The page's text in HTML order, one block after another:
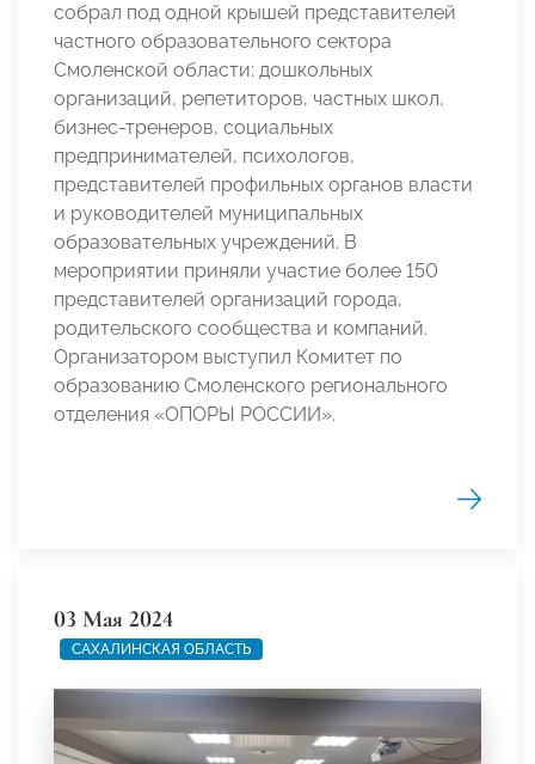
собрал под одной крышей представителей
частного образовательного сектора
Смоленской области: дошкольных
организаций, репетиторов, частных школ,
бизнес-тренеров, социальных
предпринимателей, психологов,
представителей профильных органов власти
и руководителей муниципальных
образовательных учреждений. В
мероприятии приняли участие более 150
представителей организаций города,
родительского сообщества и компаний.
Организатором выступил Комитет по
образованию Смоленского регионального
отделения «ОПОРЫ РОССИИ».
03 Мая 2024
САХАЛИНСКАЯ ОБЛАСТЬ